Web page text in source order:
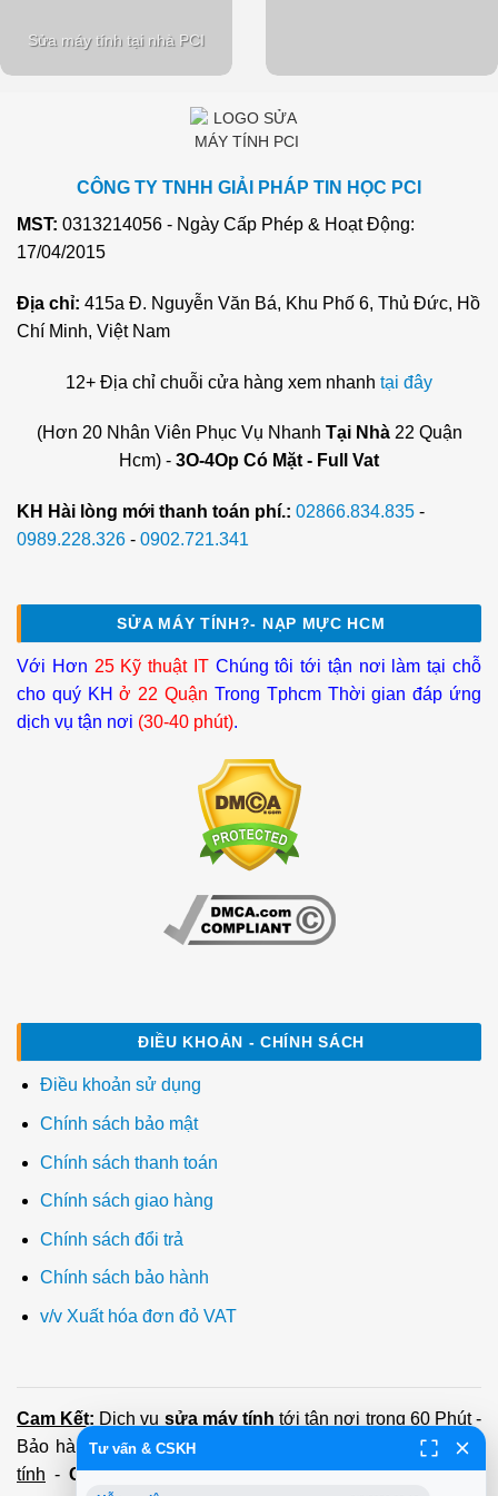
Sửa máy tính tại nhà PCI
CÔNG TY TNHH GIẢI PHÁP TIN HỌC PCI
MST: 0313214056 - Ngày Cấp Phép & Hoạt Động:
17/04/2015
Địa chỉ: 415a Đ. Nguyễn Văn Bá, Khu Phố 6, Thủ Đức, Hồ
Chí Minh, Việt Nam
12+ Địa chỉ chuỗi cửa hàng xem nhanh tại đây
(Hơn 20 Nhân Viên Phục Vụ Nhanh Tại Nhà22 Quận
Hcm) - 3O-4Op Có Mặt - Full Vat
KH Hài lòng mới thanh toán phí.: 02866.834.835 -
0989.228.326 - 0902.721.341
SỬA MÁY TÍNH?- NẠP MỰC HCM
Với Hơn 25 Kỹ thuật ITChúng tôi tới tận nơi làm tại chỗ
cho quý KHở 22 Quận Trong Tphcm Thời gian đáp ứng
dịch vụ tận nơi (30-40 phút).
ĐIỀU KHOẢN - CHÍNH SÁCH
Điều khoản sử dụng
Chính sách bảo mật
Chính sách thanh toán
Chính sách giao hàng
Chính sách đổi trả
Chính sách bảo hành
v/v Xuất hóa đơn đỏ VAT
Cam Kết: Dịch vụ sửa máy tính tới tận nơi trong 60 Phút -
Bảo hành tận tâm - Xuất hóa đơn đỏ đầy đủ
Cài đặt máy
tính - Cài Win Tận Nơi(Win7,8,10) 100 - 200,000 vnđ
Tư vấn & CSKH